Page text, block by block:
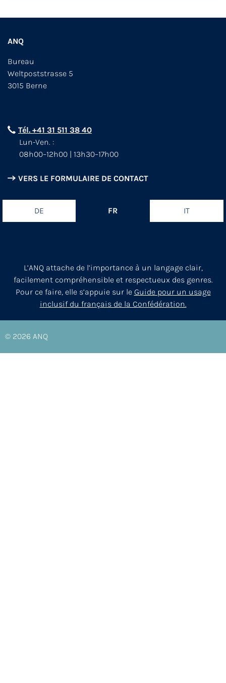
ANQ
Bureau
Weltpoststrasse 5
3015 Berne
Tél. +41 31 511 38 40
Lun-Ven. :
08h00–12h00 | 13h30–17h00
VERS LE FORMULAIRE DE CONTACT
DE FR IT
L’ANQ attache de l’importance à un langage clair,
facilement compréhensible et respectueux des genres.
Pour ce faire, elle s’appuie sur le Guide pour un usage
inclusif du français de la Confédération.
© 2026 ANQ